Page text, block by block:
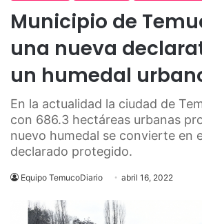
Municipio de
una nueva
un humedal
En la actualidad la ciudad de
con 686.3 hectáreas urbanas
nuevo humedal se convierte en
declarado protegido.
Equipo TemucoDiario abril 16, 2022